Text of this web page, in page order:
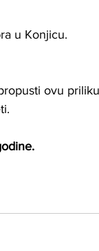
u Konjicu.
ovu